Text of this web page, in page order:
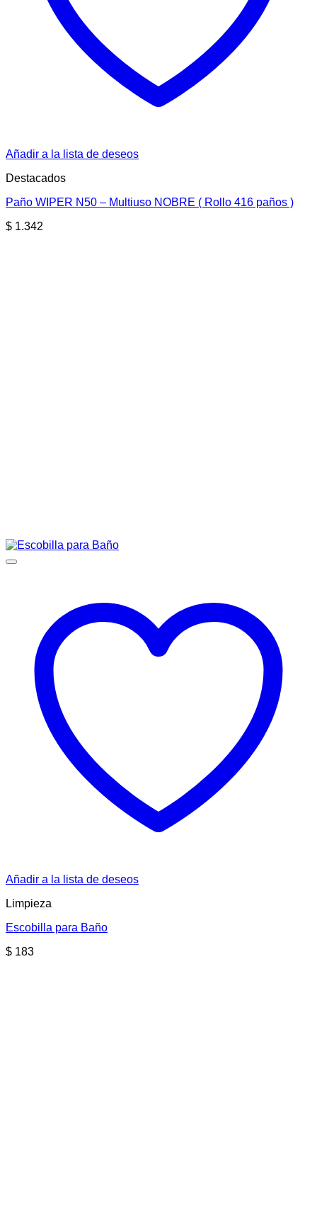
Añadir a la lista de deseos
Destacados
Paño WIPER N50 – Multiuso NOBRE ( Rollo 416 paños )
$ 1.342
Añadir a la lista de deseos
Limpieza
Escobilla para Baño
$ 183